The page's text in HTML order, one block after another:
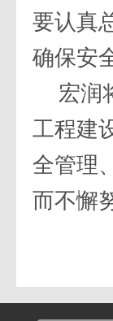
要认真
确保安
宏润
工程建
全管理
而不懈